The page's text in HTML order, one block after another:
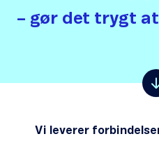
– gør det trygt
Vi leverer